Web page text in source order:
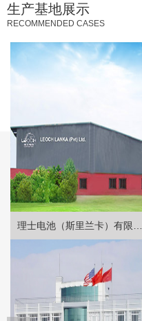
生产基地展示
RECOMMENDED CASES